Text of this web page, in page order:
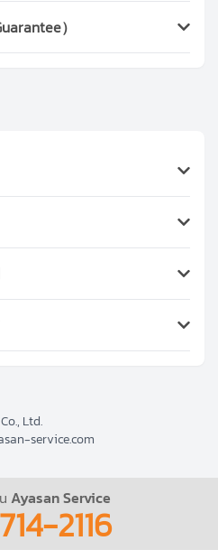
じて、LINEやWhatsAppで
トします。
）
：料金の50%
/ WhatsApp / 管理画面か
。
日本帰国後に
するなど。
に内容をご確認ください。
Ltd.
service.com
Ayasan Service
2116